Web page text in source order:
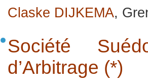
Claske DIJKEMA,
Société
d’Arbitrage (*)